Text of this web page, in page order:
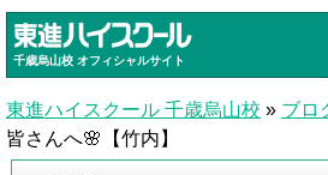
千歳烏山校 オフィシャルサイト
東進ハイスクール 千歳烏山校 » ブロ
皆さんへ🌸【竹内】